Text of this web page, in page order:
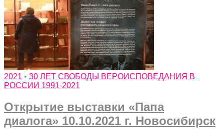
2021 • 30 ЛЕТ СВОБОДЫ ВЕРОИСПОВЕДАНИЯ В
РОССИИ 1991-2021
Открытие выставки «Папа
диалога» 10.10.2021 г. Новосибирск